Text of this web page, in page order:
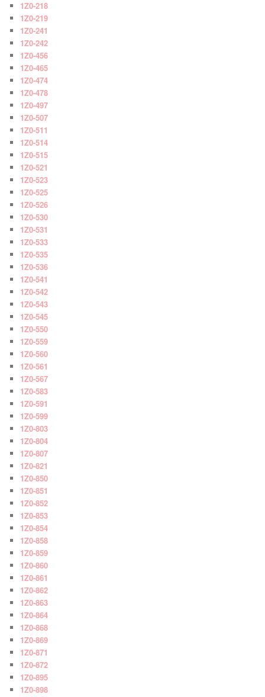
1Z0-218
1Z0-219
1Z0-241
1Z0-242
1Z0-456
1Z0-465
1Z0-474
1Z0-478
1Z0-497
1Z0-507
1Z0-511
1Z0-514
1Z0-515
1Z0-521
1Z0-523
1Z0-525
1Z0-526
1Z0-530
1Z0-531
1Z0-533
1Z0-535
1Z0-536
1Z0-541
1Z0-542
1Z0-543
1Z0-545
1Z0-550
1Z0-559
1Z0-560
1Z0-561
1Z0-567
1Z0-583
1Z0-591
1Z0-599
1Z0-803
1Z0-804
1Z0-807
1Z0-821
1Z0-850
1Z0-851
1Z0-852
1Z0-853
1Z0-854
1Z0-858
1Z0-859
1Z0-860
1Z0-861
1Z0-862
1Z0-863
1Z0-864
1Z0-868
1Z0-869
1Z0-871
1Z0-872
1Z0-895
1Z0-898